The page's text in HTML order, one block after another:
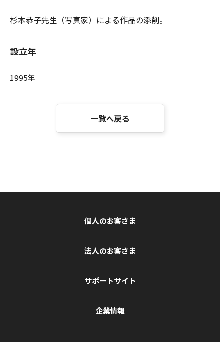
杉本恭子先生（写真家）による作品の添削。
設立年
1995年
一覧へ戻る
個人のお客さま
法人のお客さま
サポートサイト
企業情報